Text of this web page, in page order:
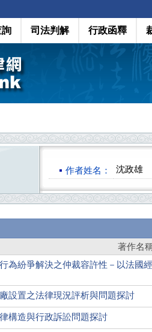
詢 司法判解 行政函釋
作者姓名： 沈政雄
著作名
為紛爭解決之仲裁容許性－以法國
設置之法律現況評析與問題探討
構造與行政訴訟問題探討